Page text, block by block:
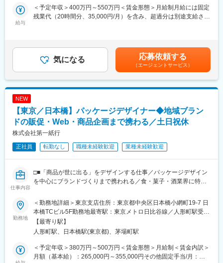
入社後半年～1年程度は、商業デザインやブランディングの考え方
を学びながら実案件に携わります。習熟度に応じて案件を担当い
デザイナー、営業、プランナー、製造部門が連携して案件を推
進。案件ごとにチームを編成し、必要に応じて全社横断で取り組
■キャリアパス
■当社の強み
・「食」「菓子」「酒」領域に特化した豊富な実績
・ブランド構築まで踏み込んだ提案力
・営業、プランナー、デザイナー一体の支援体制
単なる制作会社ではなく、「商品を世の中に送り出す仕組みづく
り」まで携われることが当社の魅力です。
変更の範囲：会社の定める業務
当社は、出版社・ゲーム会社・大手テーマパークなどの案件を多
数手がけるOEMメーカー。
■業務内容：
本ポジションは、キャラクターグッズの企画～量産ディレクショ
・Illustrator／Photoshopでの入稿データ制作・修正
・色校正・品質調整（色味／質感の最適化）
・工場・製造部門との連携、量産立ち上げ
※アクリル商品、Tシャツをはじめとし食品と電池で動くもの以外
■組織構成
・部署全体：14名
・20代～50代まで在籍
・企画・制作チームは、全員が中途入社。雑貨、ノベルティ、印
刷など、“モノづくりの現場”を知るメンバーが揃っています。
最初は一つのカテゴリーからスタート。
徐々に複数案件を担当し、制作と進行の要として現場を動かす存
給与
＜予定年収＞400万円～550万円＜賃金形態＞月給制月給には固定
残業代（20時間分、35,000円/月）を含み、超過分は別途支給され
（一律手当を含む）＜昇給有無＞有＜残業手当＞有＜給与補足＞
賞与年2回、昇給年1回を含む年収です。賃金はあくまでも目安の
金額であり、選考を通じて上下する可能性があります。月給(月額)
は固定手当を含めた表記です。
気になる 応募依頼する
（エージェントサービス）
NEW
【東京／日本橋】パッケージデザイナー◆地域ブラン
ドの販促・Web・商品企画まで携わる／土日祝休
株式会社第一紙行
正社員 転勤なし 職種未経験歓迎 業種未経験歓迎
仕事内容
□■「商品が世に出る」をデザインする仕事／パッケージデザイン
を中心にブランドづくりまで携われる／食・菓子・酒業界に特化
■仕事内容
地域産品（食品・菓子・酒）のブランディングおよびプロモーシ
ョンに関わるデザイン業務全般をお任せします。
・パッケージデザイン制作
・販促ツール（POP、リーフレット等）の制作
・クリエイティブ企画
勤務地
＜勤務地詳細＞東京支店住所：東京都中央区日本橋小網町19-7 日
本橋TCビル5F勤務地最寄駅：東京メトロ日比谷線／人形町駅受動
喫煙対策：屋内全面禁煙変更の範囲：会社の定める事業所
【最寄り駅】
人形町駅、日本橋駅(東京都)、茅場町駅
＜予定年収＞380万円～500万円＜賃金形態＞月給制＜賃金内訳＞
月額（基本給）：265,000円～355,000円その他固定手当/月：